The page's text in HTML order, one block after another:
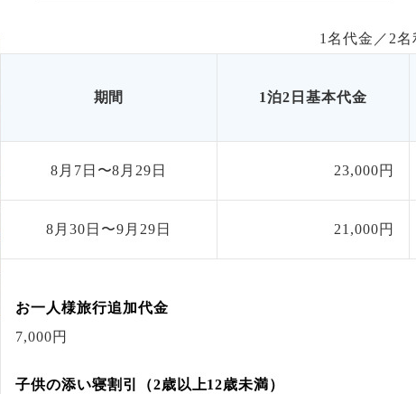
1名代金／2名
期間 1泊2日基本代金
8月7日〜8月29日 23,000円
8月30日〜9月29日 21,000円
お一人様旅行追加代金
7,000円
子供の添い寝割引（2歳以上12歳未満）